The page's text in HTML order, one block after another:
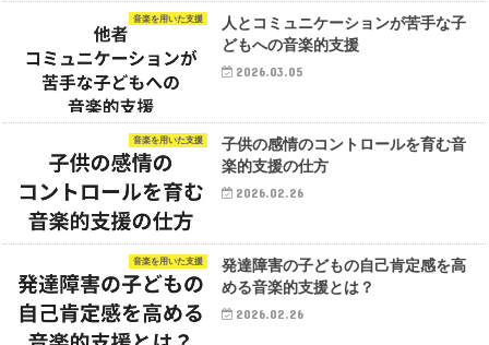
音楽を用いた支援
人とコミュニケーションが苦手な子
どもへの音楽的支援
2026.03.05
音楽を用いた支援
子供の感情のコントロールを育む音
楽的支援の仕方
2026.02.26
音楽を用いた支援
発達障害の子どもの自己肯定感を高
める音楽的支援とは？
2026.02.26